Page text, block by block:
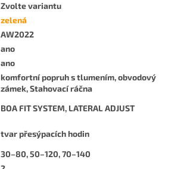
Zvolte variantu
zelená
AW2022
ano
ano
komfortní popruh s tlumením, obvodový
zámek, Stahovací ráčna
BOA FIT SYSTEM, LATERAL ADJUST
tvar přesýpacích hodin
30–80, 50–120, 70–140